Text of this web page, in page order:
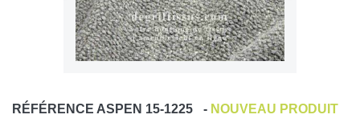
RÉFÉRENCE ASPEN 15-1225 - NOUVEAU PRODUIT